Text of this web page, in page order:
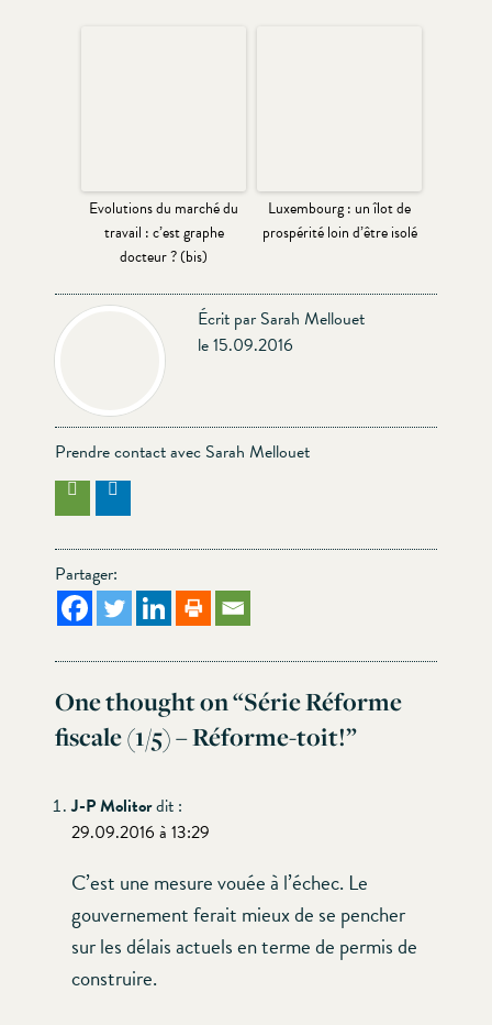
Evolutions du marché du
travail : c’est graphe
docteur ? (bis)
Luxembourg : un îlot de
prospérité loin d’être isolé
Écrit par Sarah Mellouet
le 15.09.2016
Prendre contact avec Sarah Mellouet
Partager:
One thought on “Série Réforme
fiscale (1/5) – Réforme-toit!”
J-P Molitordit :
29.09.2016 à 13:29
C’est une mesure vouée à l’échec. Le
gouvernement ferait mieux de se pencher
sur les délais actuels en terme de permis de
construire.